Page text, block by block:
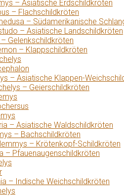
– Asiatische Erdschildkröten
– Flachschildkröten
– Südamerikanische
– Asiatische Landschildkröten
Gelenkschildkröten
– Klappschildkröten
– Asiatische Klappen-
– Geierschildkröten
– Asiatische Waldschildkröten
– Bachschildkröten
– Krötenkopf-Schildkröten
– Pfauenaugenschildkröten
– Indische Weichschildkröten